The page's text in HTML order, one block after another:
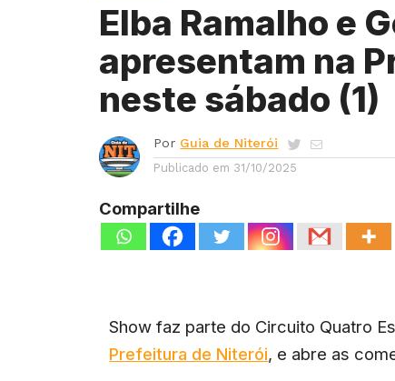
Elba Ramalho e
apresentam na
neste sábado (1)
Por Guia de Niterói
Publicado em 31/10/2025
Compartilhe
Show faz parte do Circuito Quatro
Prefeitura de Niterói, e abre as